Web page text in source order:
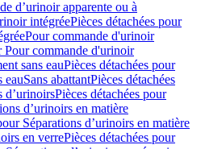
d’urinoir apparente ou à
intégréePièces détachées pour
Pour commande d'urinoir
Pour commande d'urinoir
sans eauPièces détachées pour
eauSans abattantPièces détachées
d’urinoirsPièces détachées pour
d’urinoirs en matière
Séparations d’urinoirs en matière
en verrePièces détachées pour